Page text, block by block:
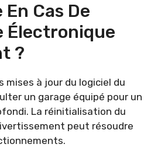
En Cas De
Électronique
?
mises à jour du logiciel du
un garage équipé pour un
La réinitialisation du
peut résoudre